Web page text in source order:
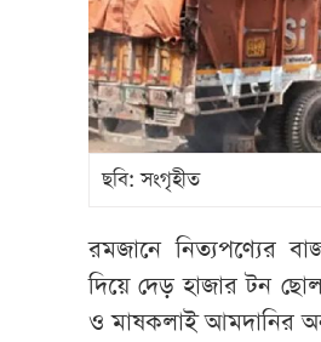
ছবি: সংগৃহীত
রমজানে নিত্যপণ্যের
দিয়ে দেড় হাজার টন
ও মাষকলাই আমদানির